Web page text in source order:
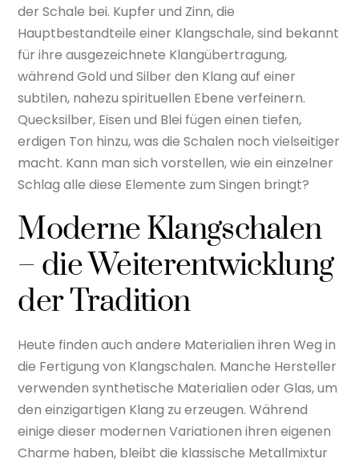
der Schale bei. Kupfer und Zinn, die
Hauptbestandteile einer Klangschale, sind bekannt
für ihre ausgezeichnete Klangübertragung,
während Gold und Silber den Klang auf einer
subtilen, nahezu spirituellen Ebene verfeinern.
Quecksilber, Eisen und Blei fügen einen tiefen,
erdigen Ton hinzu, was die Schalen noch vielseitiger
macht. Kann man sich vorstellen, wie ein einzelner
Schlag alle diese Elemente zum Singen bringt?
Moderne Klangschalen
– die Weiterentwicklung
der Tradition
Heute finden auch andere Materialien ihren Weg in
die Fertigung von Klangschalen. Manche Hersteller
verwenden synthetische Materialien oder Glas, um
den einzigartigen Klang zu erzeugen. Während
einige dieser modernen Variationen ihren eigenen
Charme haben, bleibt die klassische Metallmixtur